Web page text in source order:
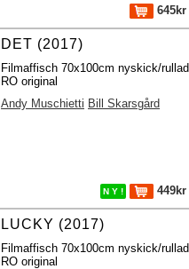
645kr
DET (2017)
Filmaffisch 70x100cm nyskick/rullad
RO original
Andy Muschietti Bill Skarsgård
N Y ! 449kr
LUCKY (2017)
Filmaffisch 70x100cm nyskick/rullad
RO original